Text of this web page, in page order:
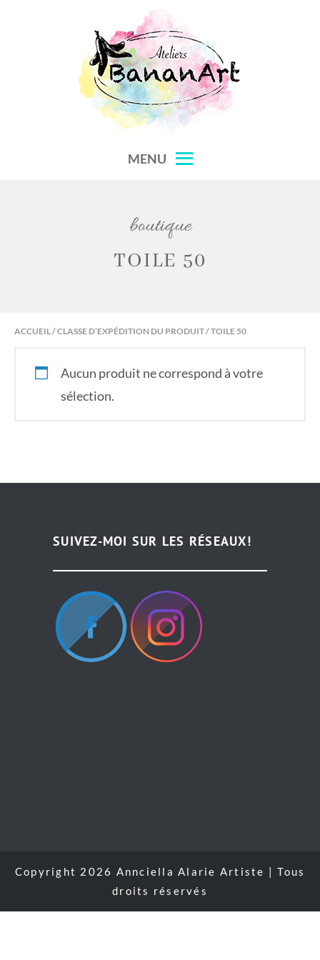
MENU
boutique
TOILE 50
ACCUEIL/ CLASSE D’EXPÉDITION DU PRODUIT / TOILE 50
Aucun produit ne correspond à votre
sélection.
SUIVEZ-MOI SUR LES RÉSEAUX!
Copyright 2026 Annciella Alarie Artiste | Tous
droits réservés